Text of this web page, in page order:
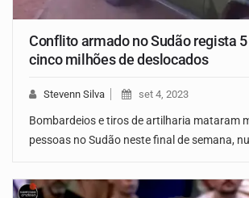
Conflito armado no Sudão regista
cinco milhões de deslocados
Stevenn Silva set 4, 2023
Bombardeios e tiros de artilharia mataram
pessoas no Sudão neste final de semana,